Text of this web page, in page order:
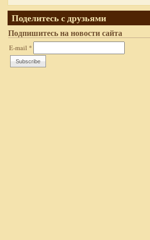
Поделитесь с друзьями
Подпишитесь на новости сайта
E-mail *